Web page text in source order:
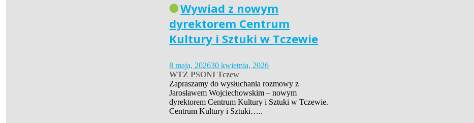
Wywiad z nowym
dyrektorem Centrum
Kultury i Sztuki w Tczewie
8 maja, 202630 kwietnia, 2026
WTZ PSONI Tczew
Zapraszamy do wysłuchania rozmowy z
Jarosławem Wojciechowskim – nowym
dyrektorem Centrum Kultury i Sztuki w Tczewie.
Centrum Kultury i Sztuki…..